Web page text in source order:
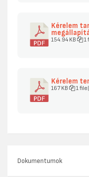
Kérelem
154.94 KB 1
Kérelem
167 KB 1
Dokumentumok